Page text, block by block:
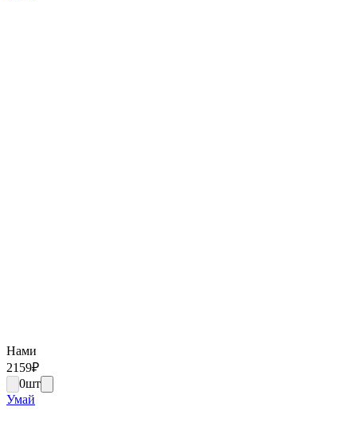
Нами
2159₽
0шт
Умай